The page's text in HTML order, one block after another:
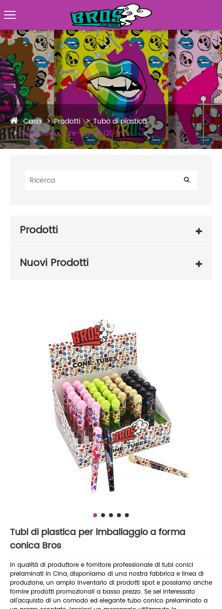
Casa Prodotti
Tubo di plastica
Tubo conico pre-roll da 120 mm
Prodotti
Nuovi Prodotti
Tubi di plastica per imballaggio a forma
conica Bros
In qualità di produttore e fornitore professionale di tubi conici
prelaminati in Cina, disponiamo di una nostra fabbrica e linea di
produzione, un ampio inventario di prodotti spot e possiamo anche
fornire prodotti promozionali a basso prezzo. Se sei interessato
all'acquisto di un comodo ed elegante tubo conico prelaminato a